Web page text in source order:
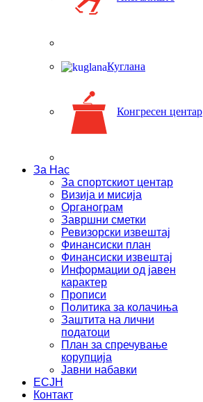
Куглана
Конгресен центар
За Нас
За спортскиот центар
Визија и мисија
Органограм
Завршни сметки
Ревизорски извештај
Финансиски план
Финансиски извештај
Информации од јавен
карактер
Прописи
Политика за колачиња
Заштита на лични
податоци
План за спречување
корупција
Јавни набавки
ЕСЈН
Контакт